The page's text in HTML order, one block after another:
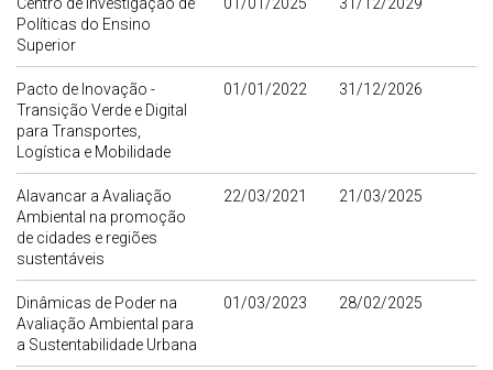
Políticas do Ensino
Superior
Pacto de Inovação -
Transição Verde e Digital
para Transportes,
Logística e Mobilidade
01/01/2022 31/12/2026
Alavancar a Avaliação
Ambiental na promoção
de cidades e regiões
sustentáveis
22/03/2021 21/03/2025
Dinâmicas de Poder na
Avaliação Ambiental para
a Sustentabilidade Urbana
01/03/2023 28/02/2025